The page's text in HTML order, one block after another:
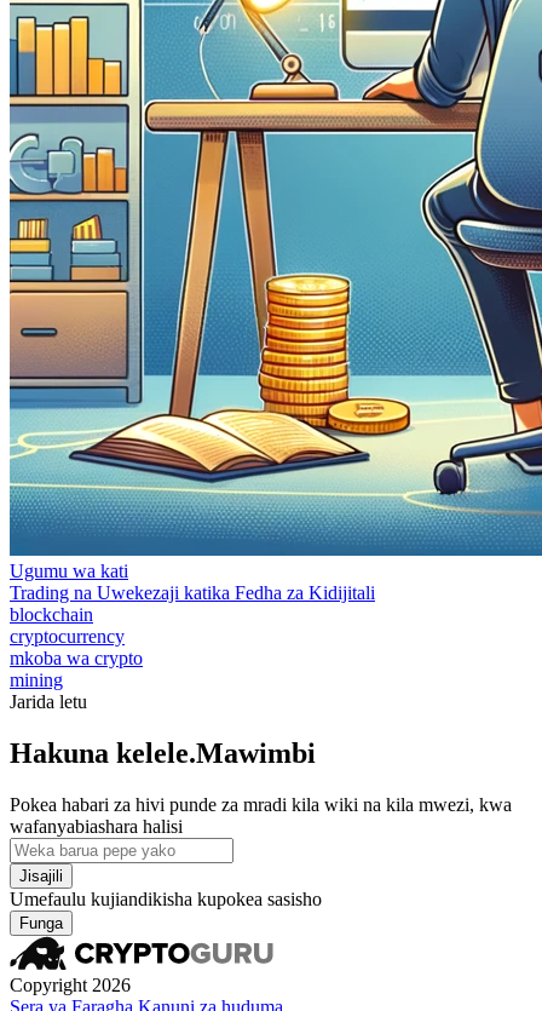
Ugumu wa kati
Trading na Uwekezaji katika Fedha za Kidijitali
blockchain
cryptocurrency
mkoba wa crypto
mining
Jarida letu
Hakuna kelele.Mawimbi
Pokea habari za hivi punde za mradi kila wiki na kila mwezi, kwa
wafanyabiashara halisi
Jisajili
Umefaulu kujiandikisha kupokea sasisho
Funga
Copyright 2026
Sera ya Faragha Kanuni za huduma